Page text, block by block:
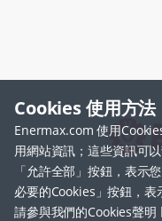
Cookies 使用方法
Enermax.com 使用
用網站資訊；這些資訊可
「允許全部」按鈕，表示
必要的Cookies」按鈕，表
請參與我們的Cookies聲明